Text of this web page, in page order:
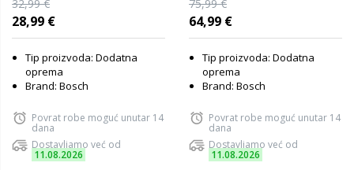
32,99 €
28,99 €
Tip proizvoda: Dodatna
oprema
Brand: Bosch
Povrat robe moguć unutar 14
dana
Dostavljamo već od
11.08.2026
75,99 €
64,99 €
Tip proizvoda: Dodatna
oprema
Brand: Bosch
Povrat robe moguć unutar 14
dana
Dostavljamo već od
11.08.2026